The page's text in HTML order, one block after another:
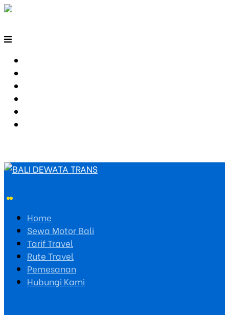
Home
Sewa Motor Bali
Tarif Travel
Rute Travel
Pemesanan
Hubungi Kami